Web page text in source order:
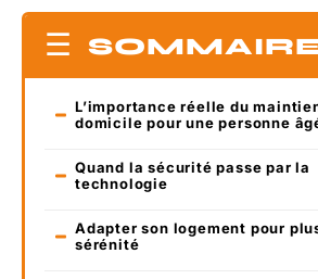
L’importance réelle du
domicile pour une personne
Quand la sécurité passe par la
technologie
Adapter son logement pour
sérénité